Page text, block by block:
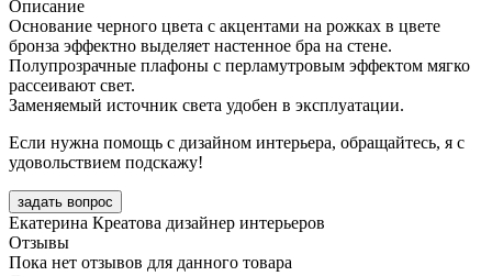
Описание
Основание черного цвета с акцентами на рожках в цвете
бронза эффектно выделяет настенное бра на стене.
Полупрозрачные плафоны с перламутровым эффектом мягко
рассеивают свет.
Заменяемый источник света удобен в эксплуатации.
Если нужна помощь с дизайном интерьера, обращайтесь, я с
удовольствием подскажу!
задать вопрос
Екатерина Креатова дизайнер интерьеров
Отзывы
Пока нет отзывов для данного товара